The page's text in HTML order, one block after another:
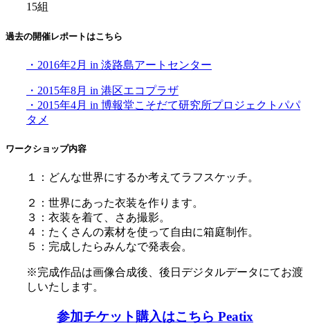
15組
過去の開催レポートはこちら
・2016年2月 in 淡路島アートセンター
・2015年8月 in 港区エコプラザ
・2015年4月 in 博報堂こそだて研究所プロジェクトパパ
タメ
ワークショップ内容
１：どんな世界にするか考えてラフスケッチ。
２：世界にあった衣装を作ります。
３：衣装を着て、さあ撮影。
４：たくさんの素材を使って自由に箱庭制作。
５：完成したらみんなで発表会。
※完成作品は画像合成後、後日デジタルデータにてお渡
しいたします。
参加チケット購入はこちら Peatix